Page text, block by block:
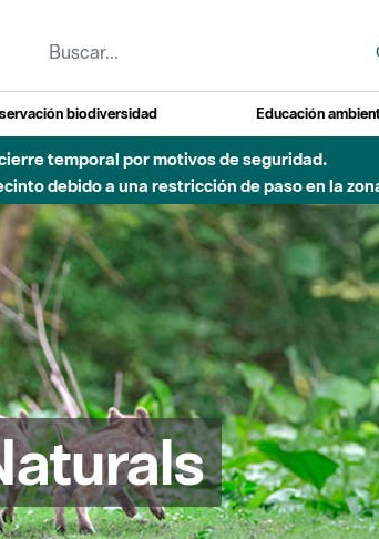
biodiversidad Educación
temporal por motivos de seguridad.
debido a una restricción de paso en la